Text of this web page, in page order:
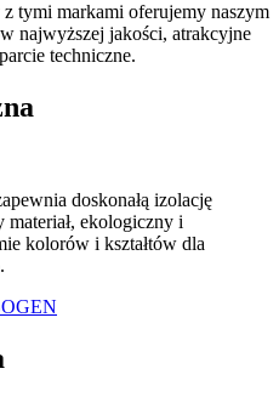
tymi markami oferujemy naszym
najwyższej jakości, atrakcyjne
techniczne.
doskonałą izolację
ekologiczny i
kolorów i kształtów dla